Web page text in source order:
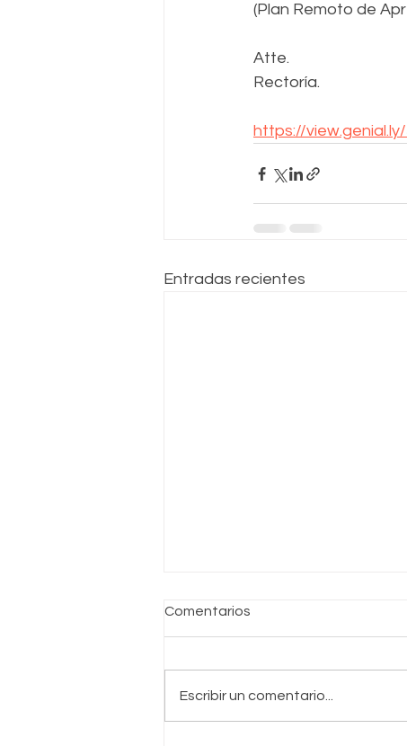
(Plan Remoto de
Atte.
Rectoría.
https://
Entradas recientes
Comentarios
Escribir un comentario...